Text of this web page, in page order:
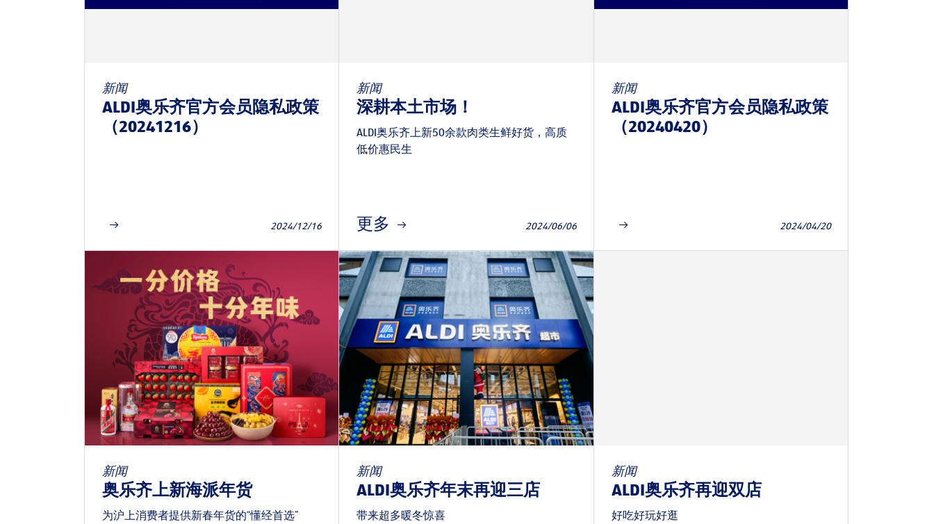
新闻
ALDI奥乐齐官方会员隐私政策
（20241216）
2024/12/16
新闻
深耕本土市场！
ALDI奥乐齐上新50余款肉类生鲜好货，高质
低价惠民生
2024/06/06
更多
新闻
ALDI奥乐齐官方会员隐私政策
（20240420）
2024/04/20
新闻
奥乐齐上新海派年货
为沪上消费者提供新春年货的“懂经首选”
新闻
ALDI奥乐齐年末再迎三店
带来超多暖冬惊喜
新闻
ALDI奥乐齐再迎双店
好吃好玩好逛